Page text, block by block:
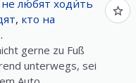
не лю́бят ходи́ть
, кто на
.
gerne zu Fuß
unterwegs, sei